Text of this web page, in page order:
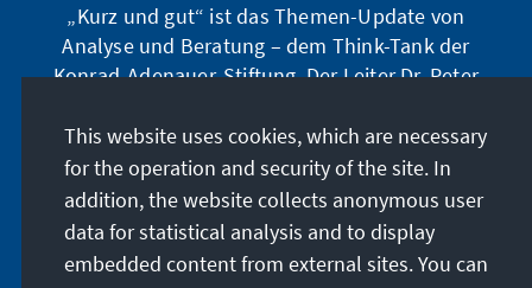
„Kurz und gut“ ist das Themen-Update von
Analyse und Beratung – dem Think-Tank der
Konrad-Adenauer-Stiftung. Der Leiter Dr. Peter
Abständen in aller Kürze über Themen, die wir
für unsere nahe Zukunft für wichtig halten.
Jetzt abonnieren
This website uses cookies, which are necessary
for the operation and security of the site. In
addition, the website collects anonymous user
data for statistical analysis and to display
embedded content from external sites. You can